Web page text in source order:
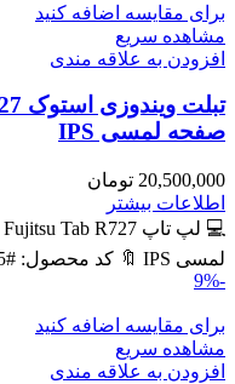
برای مقایسه اضافه کنید
مشاهده سریع
افزودن به علاقه مندی
صفحه لمسی IPS
20,500,000 تومان
اطلاعات بیشتر
لمسی IPS 🔖 کد محصول: #40765 💎
-9%
برای مقایسه اضافه کنید
مشاهده سریع
افزودن به علاقه مندی